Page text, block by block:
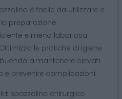
è facile da utilizzare e
preparazione
e meno laboriosa.
Ottimizza le pratiche di igiene
a mantenere elevati
e prevenire complicazioni.
kit spazzolino chirurgico